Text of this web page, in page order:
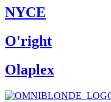
NYCE
O'right
Olaplex